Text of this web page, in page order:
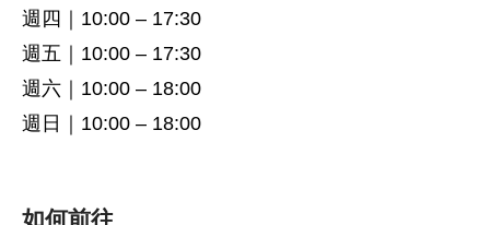
週四｜10:00 – 17:30
週五｜10:00 – 17:30
週六｜10:00 – 18:00
週日｜10:00 – 18:00
如何前往